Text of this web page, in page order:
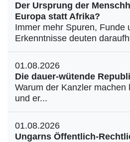
Der Ursprung der
Europa statt Afrika?
Immer mehr Spuren, Funde
Erkenntnisse deuten
01.08.2026
Die dauer-wütende
Warum der Kanzler machen
und er...
01.08.2026
Ungarns Öffentlich-